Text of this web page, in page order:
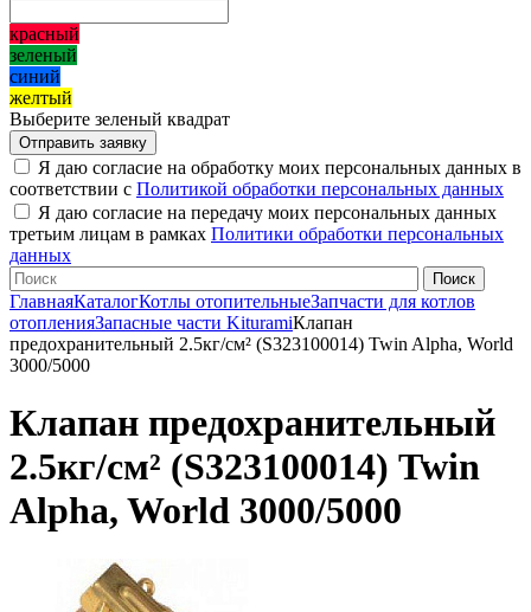
красный
зеленый
синий
желтый
Выберите зеленый квадрат
Я даю согласие на обработку моих персональных данных в
соответствии с Политикой обработки персональных данных
Я даю согласие на передачу моих персональных данных
третьим лицам в рамках Политики обработки персональных
данных
ГлавнаяКаталогКотлы отопительныеЗапчасти для котлов
отопленияЗапасные части KituramiКлапан
предохранительный 2.5кг/см² (S323100014) Twin Alpha, World
3000/5000
Клапан предохранительный
2.5кг/см² (S323100014) Twin
Alpha, World 3000/5000